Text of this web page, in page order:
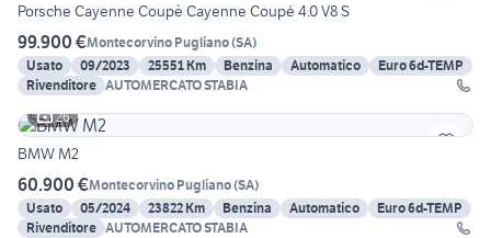
Porsche Cayenne Coupè Cayenne Coupé 4.0 V8 S
99.900 €Montecorvino Pugliano(SA)
Usato
09/2023 25551 Km Benzina Automatico
Euro 6d-TEMP
Rivenditore AUTOMERCATO STABIA
26
BMW M2
60.900 €Montecorvino Pugliano(SA)
Usato
05/2024 23822 Km Benzina Automatico
Euro 6d-TEMP
Rivenditore AUTOMERCATO STABIA